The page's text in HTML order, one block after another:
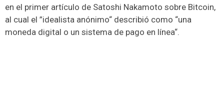
en el primer artículo de Satoshi Nakamoto sobre Bitcoin,
al cual el ”idealista anónimo“ describió como “una
moneda digital o un sistema de pago en línea“.